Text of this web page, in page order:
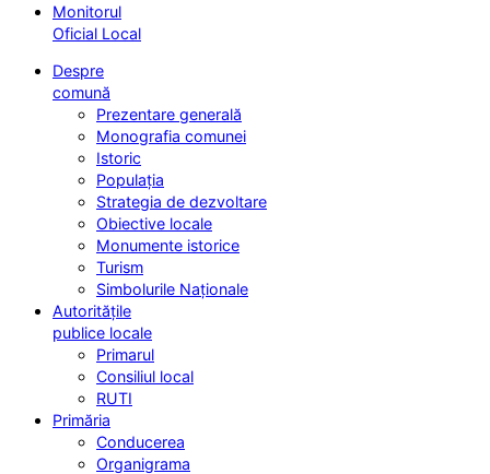
Monitorul
Oficial Local
Despre
comună
Prezentare generală
Monografia comunei
Istoric
Populația
Strategia de dezvoltare
Obiective locale
Monumente istorice
Turism
Simbolurile Naționale
Autoritățile
publice locale
Primarul
Consiliul local
RUTI
Primăria
Conducerea
Organigrama